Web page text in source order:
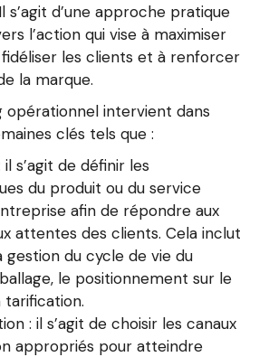
s’agit d’une approche pratique
l’action qui vise à maximiser
fidéliser les clients et à renforcer
la marque.
opérationnel intervient dans
clés tels que :
s’agit de définir les
du produit ou du service
afin de répondre aux
attentes des clients. Cela inclut
gestion du cycle de vie du
le positionnement sur le
: il s’agit de choisir les canaux
appropriés pour atteindre